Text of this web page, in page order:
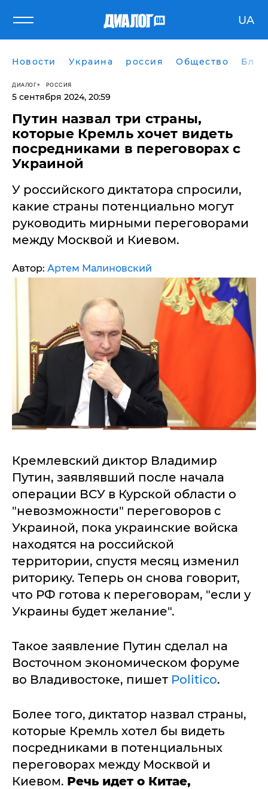
UA
Новости Украина россия Общество
ДИАЛОГ РОССИЯ
5 сентября 2024, 20:59
Путин назвал три страны,
которые Кремль хочет видеть
посредниками в переговорах с
Украиной
У российского диктатора спросили,
какие страны потенциально могут
руководить мирными переговорами
между Москвой и Киевом.
Автор: Артем Малиновский
Кремлевский диктор Владимир
Путин, заявлявший после начала
операции ВСУ в Курской области о
"невозможности" переговоров с
Украиной, пока украинские войска
находятся на российской
территории, спустя месяц изменил
риторику. Теперь он снова говорит,
что РФ готова к переговорам, "если у
Украины будет желание".
Такое заявление Путин сделал на
Восточном экономическом форуме
во Владивостоке, пишет Politico.
Более того, диктатор назвал страны,
которые Кремль хотел бы видеть
посредниками в потенциальных
переговорах между Москвой и
Киевом. Речь идет о Китае,